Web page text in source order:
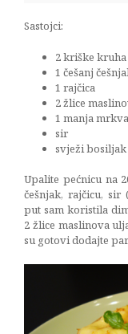
Sastojci:
2 kriške kruha
1 češanj
1 rajčica
2 žlice
1 manja mrkva
sir
svježi bosiljak
Upalite pećnicu na
češnjak, rajčicu,
put sam koristila
2 žlice maslinova
su gotovi dodajte